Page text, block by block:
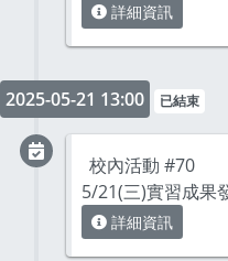
詳細資訊
2025-05-21 13:00 已結束
校內活動 #70
5/21(三)實習成果
詳細資訊